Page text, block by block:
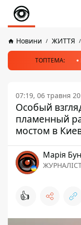
Новини ЖИТТЯ
ТОПТЕМА:
07:19, 06 травня
Особый
пламенный
мостом в
Марія
👍